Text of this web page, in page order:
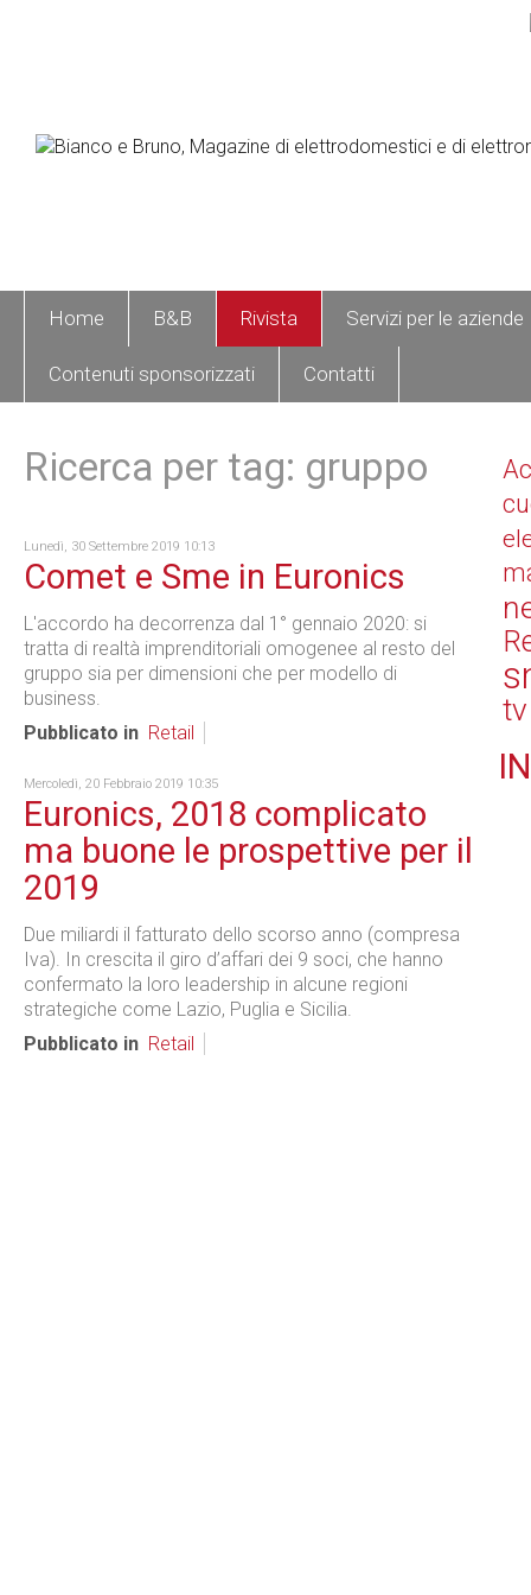
Home B&B Rivista Servizi per le aziende
Contenuti sponsorizzati Contatti
Ricerca per tag: gruppo
Lunedì, 30 Settembre 2019 10:13
Comet e Sme in Euronics
L'accordo ha decorrenza dal 1° gennaio 2020: si
tratta di realtà imprenditoriali omogenee al resto del
gruppo sia per dimensioni che per modello di
business.
Pubblicato in Retail
Mercoledì, 20 Febbraio 2019 10:35
Euronics, 2018 complicato
ma buone le prospettive per il
2019
Due miliardi il fatturato dello scorso anno (compresa
Iva). In crescita il giro d’affari dei 9 soci, che hanno
confermato la loro leadership in alcune regioni
strategiche come Lazio, Puglia e Sicilia.
Pubblicato in Retail
tv
IN